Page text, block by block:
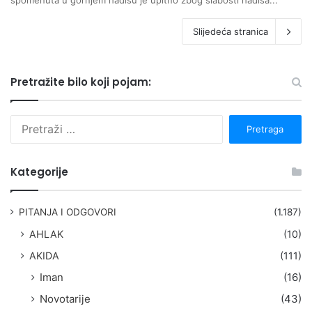
Slijedeća stranica
Pretražite bilo koji pojam:
Kategorije
PITANJA I ODGOVORI (1.187)
AHLAK
(10)
AKIDA
(111)
Iman
(16)
Novotarije
(43)